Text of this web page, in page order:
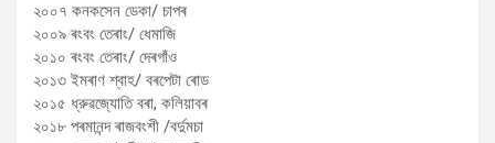
২০০৭ কনকসেন ডেকা/ চাপৰ
২০০৯ ৰংবং তেৰাং/ ধেমাজি
২০১০ ৰংবং তেৰাং/ দেৰগাঁও
২০১৩ ইমৰাণ শ্বাহ/ বৰপেটা ৰোড
২০১৫ ধ্রুৱজ্যোতি বৰা, কলিয়াবৰ
২০১৮ পৰমানন্দ ৰাজবংশী /বর্দুমচা